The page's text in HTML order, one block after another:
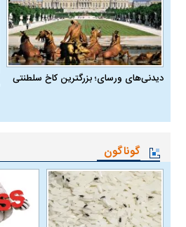
دیدنی‌های ورسای؛ بزرگترین کاخ سلطنتی
گوناگون